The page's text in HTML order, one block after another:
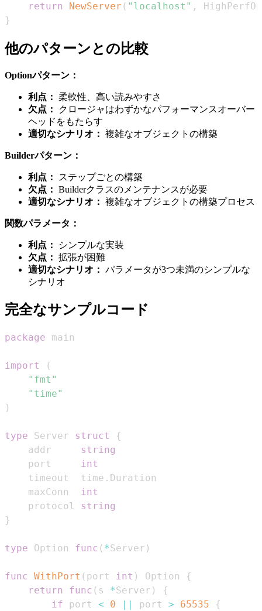
return
NewServer ( "localhost" ,
}
他のパターンとの比較
Optionパターン：
利点： 柔軟性、高い読みやすさ
欠点：
クロージャはわずかなパフォーマンスオーバー
ヘッドをもたらす
適切なシナリオ： 複雑なオブジェクトの構築
Builderパターン：
利点：
ステップごとの構築
欠点： Builderクラスのメンテナンスが必要
適切なシナリオ： 複雑なオブジェクトの構築プロセス
関数パラメータ：
利点：
シンプルな実装
欠点： 拡張が困難
適切なシナリオ： パラメータが3つ未満のシンプルな
シナリオ
完全なサンプルコード
package
import
(
"fmt"
"time"
)
type Server struct
{
    addr
string
    port
int
    timeout  time
.
    maxConn
int
    protocol
string
}
type Option func ( *Server )
func WithPort ( port int ) Option
{
return
func ( s *Server )
{
if port < 0 || port > 65535
{